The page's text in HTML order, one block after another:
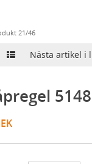
21/46
Nästa artikel i
5148